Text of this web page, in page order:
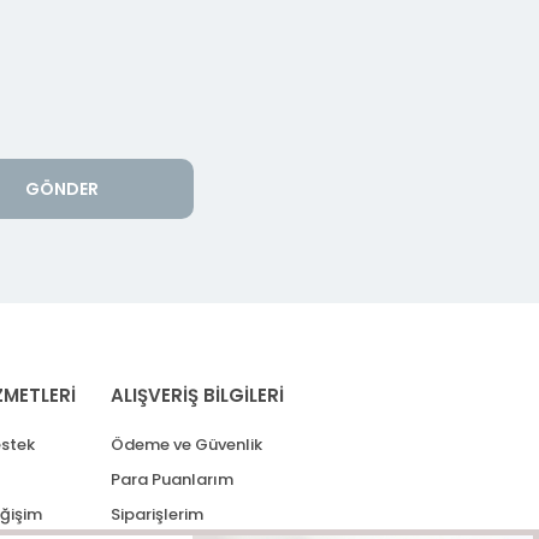
GÖNDER
ALIŞVERİŞ BİLGİLERİ
Ödeme ve Güvenlik
Para Puanlarım
Siparişlerim